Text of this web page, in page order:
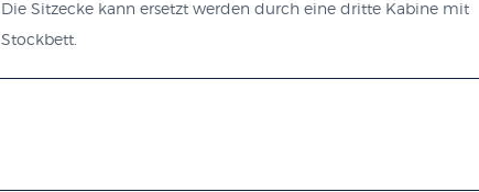
Die Sitzecke kann ersetzt werden durch eine dritte Kabine mit
Stockbett.